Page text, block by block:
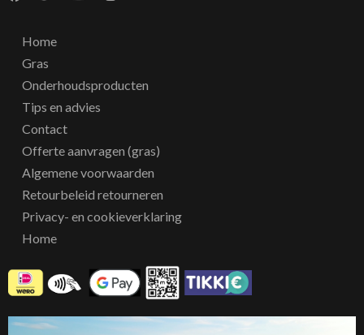
Home
Gras
Onderhoudsproducten
Tips en advies
Contact
Offerte aanvragen (gras)
Algemene voorwaarden
Retourbeleid retourneren
Privacy- en cookieverklaring
Home